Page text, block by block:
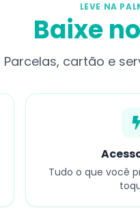
LEVE NA
Baixe
Parcelas, cartão e
Tudo o que você